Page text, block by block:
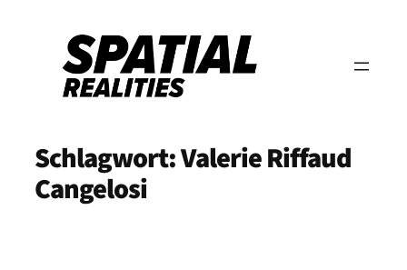
springen
Schlagwort:Valerie Riffaud
Cangelosi